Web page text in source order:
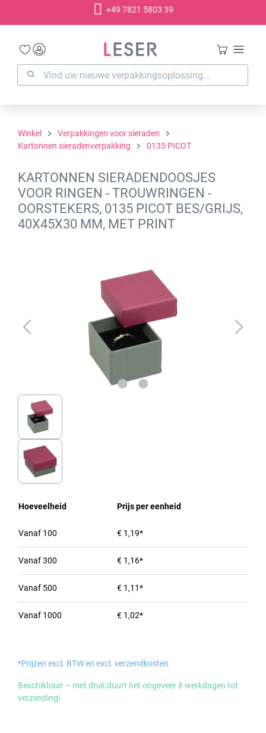
+49 7821 5803 39
Winkel
Verpakkingen voor sieraden
Kartonnen sieradenverpakking
0135 PICOT
KARTONNEN SIERADENDOOSJES
VOOR RINGEN - TROUWRINGEN -
OORSTEKERS, 0135 PICOT BES/GRIJS,
40X45X30 MM, MET PRINT
Hoeveelheid Prijs per eenheid
Vanaf 100 € 1,19*
Vanaf300 € 1,16*
Vanaf 500 € 1,11*
Vanaf 1000 € 1,02*
*Prijzen excl. BTW en excl. verzendkosten
Beschikbaar – met druk duurt het ongeveer 8 werkdagen tot
verzending!